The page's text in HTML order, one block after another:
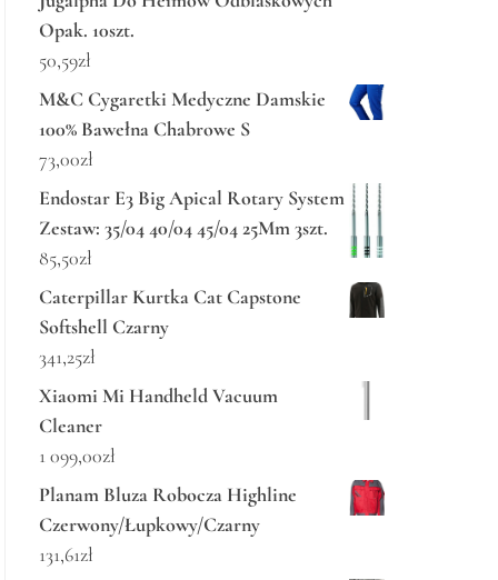
Opak. 10szt.
50,59zł
M&C Cygaretki Medyczne Damskie
100% Bawełna Chabrowe S
73,00zł
Endostar E3 Big Apical Rotary System
Zestaw: 35/04 40/04 45/04 25Mm 3szt.
85,50zł
Caterpillar Kurtka Cat Capstone
Softshell Czarny
341,25zł
Xiaomi Mi Handheld Vacuum
Cleaner
1 099,00zł
Planam Bluza Robocza Highline
Czerwony/Łupkowy/Czarny
131,61zł